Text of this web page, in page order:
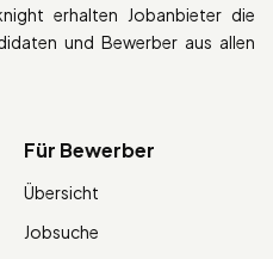
erhalten Jobanbieter die
und Bewerber aus allen
Für Bewerber
Übersicht
Jobsuche